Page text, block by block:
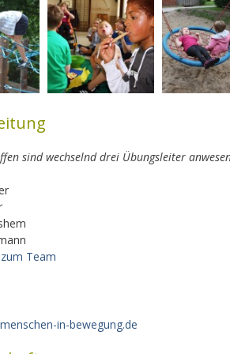
sind wechselnd drei Übungsleiter
Team
in-bewegung.de